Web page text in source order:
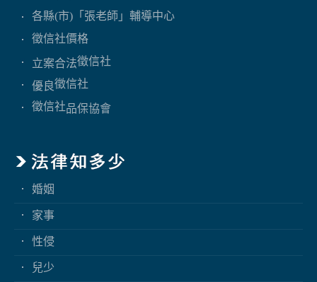
各縣(市)「張老師」輔導中心
徵信社價格
立案合法徵信社
優良徵信社
徵信社品保協會
婚姻
家事
性侵
兒少